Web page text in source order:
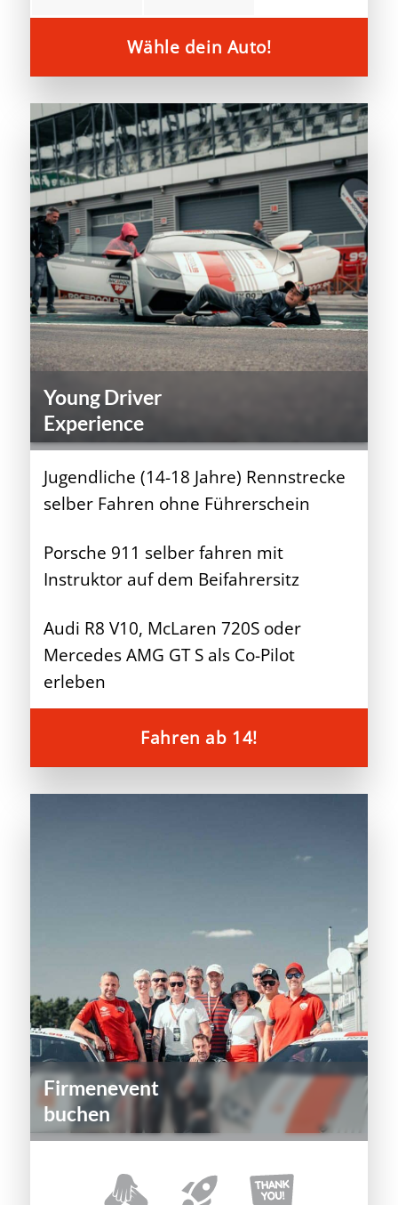
Wähle dein Auto!
Young Driver
Experience
Jugendliche (14-18 Jahre) Rennstrecke
selber Fahren ohne Führerschein
Porsche 911 selber fahren mit
Instruktor auf dem Beifahrersitz
Audi R8 V10, McLaren 720S oder
Mercedes AMG GT S als Co-Pilot
erleben
Fahren ab 14!
Firmenevent
buchen